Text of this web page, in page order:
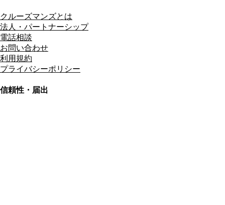
クルーズマンズとは
法人・パートナーシップ
電話相談
お問い合わせ
利用規約
プライバシーポリシー
信頼性・届出